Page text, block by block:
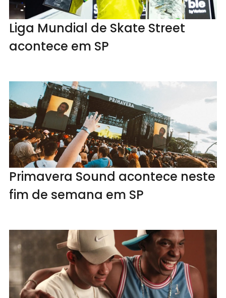
Liga Mundial de Skate Street
acontece em SP
Primavera Sound acontece neste
fim de semana em SP